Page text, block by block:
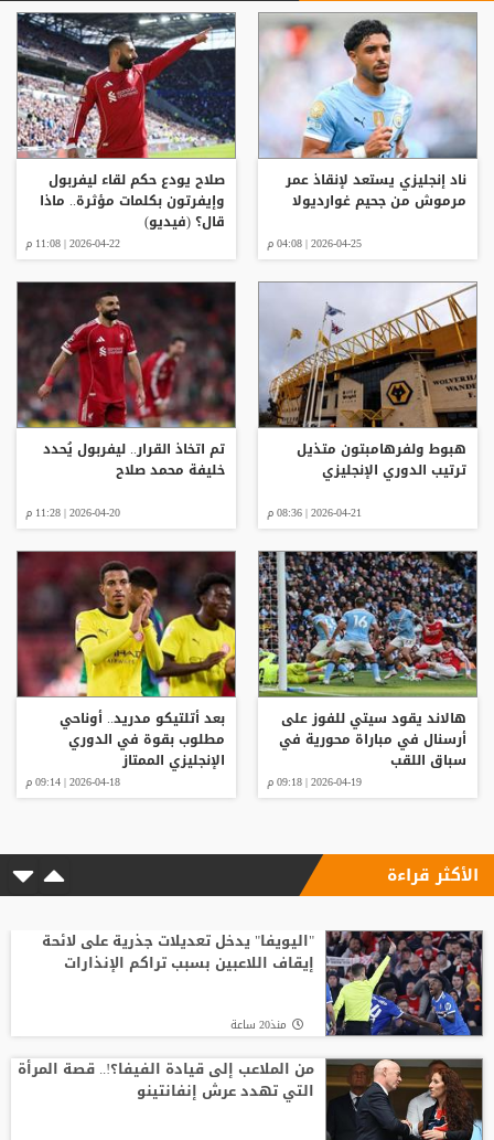
ناد إنجليزي يستعد لإنقاذ عمر
مرموش من جحيم غوارديولا
2026-04-25 | 04:08 م
صلاح يودع حكم لقاء ليفربول
وإيفرتون بكلمات مؤثرة.. ماذا
قال؟ (فيديو)
2026-04-22 | 11:08 م
هبوط ولفرهامبتون متذيل
ترتيب الدوري الإنجليزي
2026-04-21 | 08:36 م
تم اتخاذ القرار.. ليفربول يُحدد
خليفة محمد صلاح
2026-04-20 | 11:28 م
هالاند يقود سيتي للفوز على
أرسنال في مباراة محورية في
سباق اللقب
2026-04-19 | 09:18 م
بعد أتلتيكو مدريد.. أوناحي
مطلوب بقوة في الدوري
الإنجليزي الممتاز
2026-04-18 | 09:14 م
الأكثر قراءة
"اليويفا" يدخل تعديلات جذرية على لائحة
إيقاف اللاعبين بسبب تراكم الإنذارات
منذ20 ساعة
من الملاعب إلى قيادة الفيفا؟!.. قصة المرأة
التي تهدد عرش إنفانتينو